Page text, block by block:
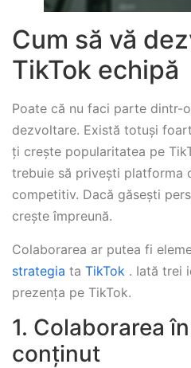
Cum să vă
TikTok echipă
Poate că nu faci parte dintr-
dezvoltare. Există totuși
ți crește popularitatea pe
trebuie să privești platforma
competitiv. Dacă găsești
crește împreună.
Colaborarea ar putea fi
strategia ta TikTok . Iată trei
prezența pe TikTok.
1. Colaborarea
conținut